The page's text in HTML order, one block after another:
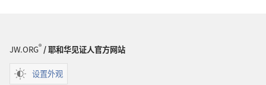
JW.ORG®/ 耶和华见证人官方网站
设置外观